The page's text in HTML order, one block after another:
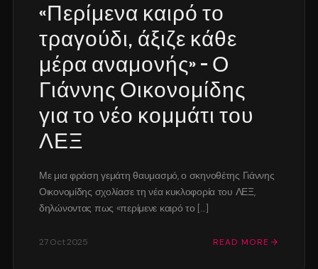
«Περίμενα καιρό το
τραγούδι, άξιζε κάθε
μέρα αναμονής» – Ο
Γιάννης Οικονομίδης
για το νέο κομμάτι του
ΛΕΞ
Με μια φράση γεμάτη θαυμασμό, ο σκηνοθέτης Γιάννης
Οικονομίδης σχολίασε τη νέα κυκλοφορία του ΛΕΞ,
δηλώνοντας πως «περίμενε καιρό το [...]
27 Oct 2025 READ MORE